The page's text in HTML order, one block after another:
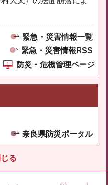
緊急・災害情報一覧
緊急・災害情報RSS
防災・危機管理ページ
奈良県防災ポータル
じる